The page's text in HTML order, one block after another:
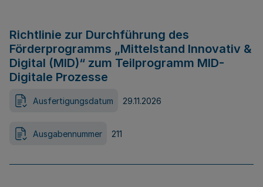
Richtlinie zur Durchführung des
Förderprogramms „Mittelstand Innovativ &
Digital (MID)“ zum Teilprogramm MID-
Digitale Prozesse
Ausfertigungsdatum 29.11.2026
Ausgabennummer 211